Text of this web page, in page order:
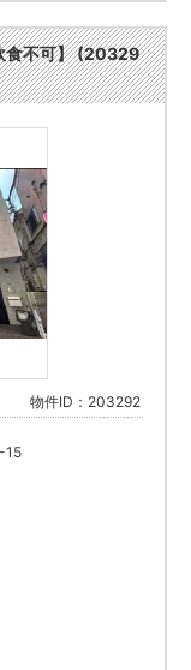
食不可】 (20329
物件ID：203292
15